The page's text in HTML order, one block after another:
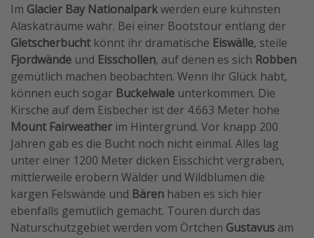
Im Glacier Bay Nationalparkwerden eure kühnsten
Alaskaträume wahr. Bei einer Bootstour entlang der
Gletscherbuchtkönnt ihr dramatische Eiswälle, steile
Fjordwände und Eisschollen, auf denen es sich Robben
gemütlich machen beobachten. Wenn ihr Glück habt,
können euch sogar Buckelwale unterkommen. Die
Kirsche auf dem Eisbecher ist der 4.663 Meter hohe
Mount Fairweather im Hintergrund. Vor knapp 200
Jahren gab es die Bucht noch nicht einmal. Alles lag
unter einer 1200 Meter dicken Eisschicht vergraben,
mittlerweile erobern Wälder und Wildblumen die
kargen Felswände und Bären haben es sich hier
ebenfalls gemütlich gemacht. Touren durch das
Naturschutzgebiet werden vom Örtchen Gustavus am